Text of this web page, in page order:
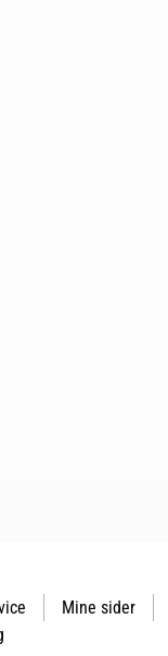
Mine sider